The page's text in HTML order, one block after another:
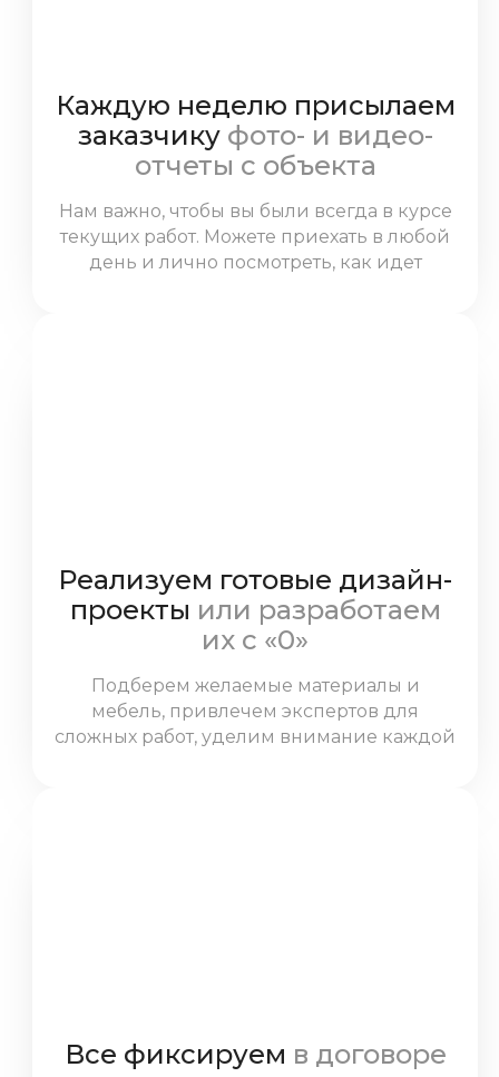
Каждую неделю присылаем
заказчикуфото- и видео-
отчеты с объекта
Нам важно, чтобы вы были всегда в курсе
текущих работ. Можете приехать в любой
день и лично посмотреть, как идет
Реализуем готовые дизайн-
проекты или разработаем
их с «0»
Подберем желаемые материалы и
мебель, привлечем экспертов для
сложных работ, уделим внимание каждой
Все фиксируем в договоре